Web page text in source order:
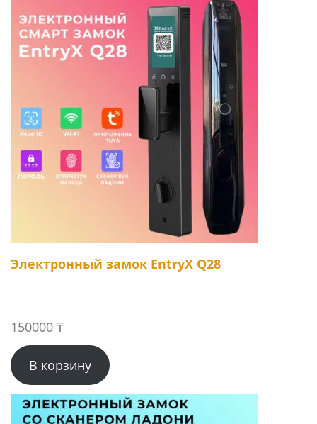
Электронный замок EntryX Q28
150000 ₸
В корзину